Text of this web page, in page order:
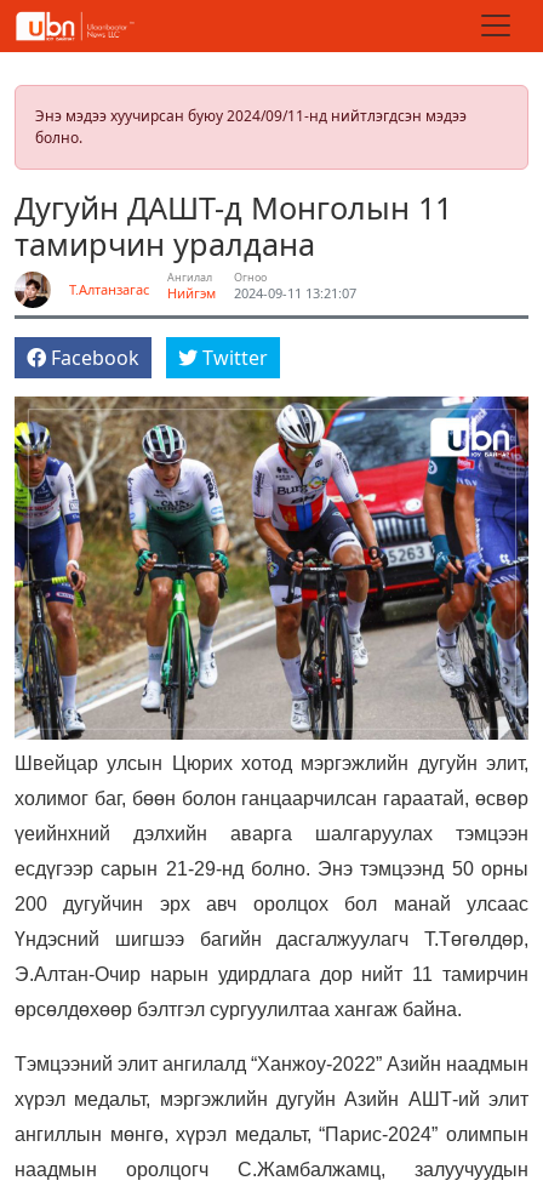
Энэ мэдээ хуучирсан буюу 2024/09/11-нд нийтлэгдсэн мэдээ
болно.
Дугуйн ДАШТ-д Монголын 11
тамирчин уралдана
Т.Алтанзагас
Ангилал
Нийгэм
Огноо
2024-09-11 13:21:07
Facebook Twitter
Швейцар улсын Цюрих хотод мэргэжлийн дугуйн элит,
холимог баг, бөөн болон ганцаарчилсан гараатай, өсвөр
үеийнхний дэлхийн аварга шалгаруулах тэмцээн
есдүгээр сарын 21-29-нд болно. Энэ тэмцээнд 50 орны
200 дугуйчин эрх авч оролцох бол манай улсаас
Үндэсний шигшээ багийн дасгалжуулагч Т.Төгөлдөр,
Э.Алтан-Очир нарын удирдлага дор нийт 11 тамирчин
өрсөлдөхөөр бэлтгэл сургуулилтаа хангаж байна.
Тэмцээний элит ангилалд “Ханжоу-2022” Азийн наадмын
хүрэл медальт, мэргэжлийн дугуйн Азийн АШТ-ий элит
ангиллын мөнгө, хүрэл медальт, “Парис-2024” олимпын
наадмын оролцогч С.Жамбалжамц, залуучуудын